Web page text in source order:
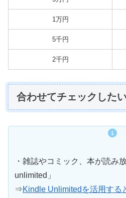
1万円
5千円
2千円
合わせてチェックした
・雑誌やコミック、本が読み
unlimited」
⇒Kindle Unlimitedを活用する